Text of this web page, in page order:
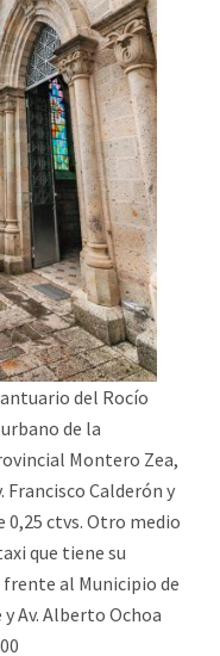
del Rocío
de la
Montero Zea,
Francisco Calderón y
0,25 ctvs. Otro medio
que tiene su
frente al Municipio de
Av. Alberto Ochoa